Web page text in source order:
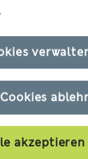
akzeptieren